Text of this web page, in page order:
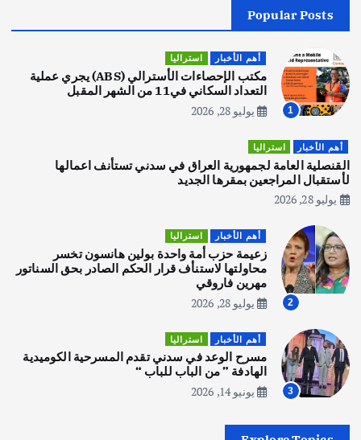
2
اصبح بطلاً لأستراليا بلعبة كمال الاجسام
يوليو 30, 2026
3
يوليو 30, 2026
4
المقبل
يوليو 28, 2026
أهم الأخبار ثقافة وفنون
انطلاق ورشة التمثيل في مدينة كلباء الاماراتية
أغسطس 5, 2026
Popular Posts
1
أهم الأخبار استراليا
مكتب الإحصاءات الأسترالي (ABS) يجري عملية
التعداد السكاني في11 من الشهر المقبل
يوليو 28, 2026
أهم الأخبار استراليا
القنصلية العامة لجمهورية العراق في سدني تستأنف اعمالها
لأستقبال المراجعين بمقرها الجديد
يوليو 28, 2026
2
أهم الأخبار استراليا
زعيمة حزب أمة واحدة بولين هانسون تخسر
محاولتها لاستنأف قرار الحكم الصادر بحق السناتور
مهرين فاروقي
يوليو 28, 2026
3
أهم الأخبار استراليا
مسرح الوعد في سدني تقدم المسرحية الكوميدية
الهادفة ” من الباب للباب “
يونيو 14, 2026